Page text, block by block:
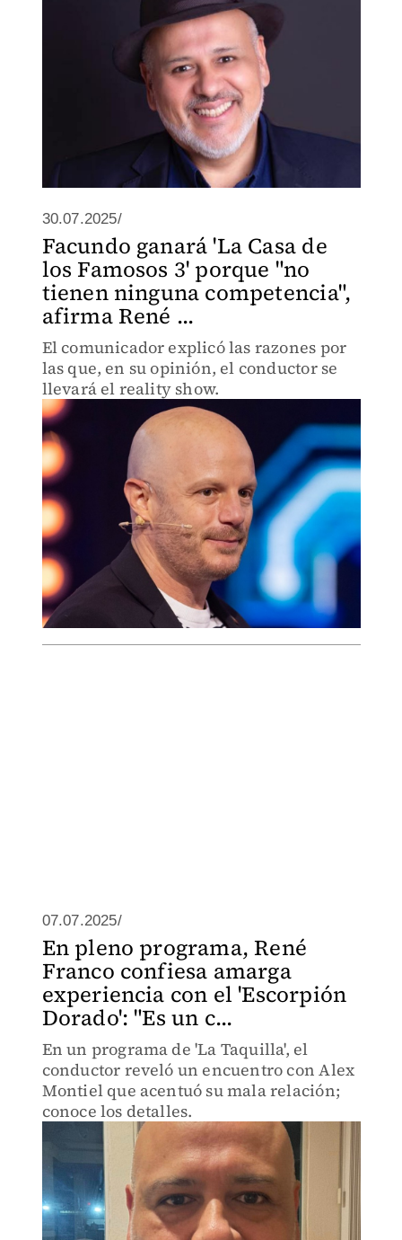
30.07.2025/
Facundo ganará 'La Casa de
los Famosos 3' porque "no
tienen ninguna competencia",
afirma René ...
El comunicador explicó las razones por
las que, en su opinión, el conductor se
llevará el reality show.
07.07.2025/
En pleno programa, René
Franco confiesa amarga
experiencia con el 'Escorpión
Dorado': "Es un c...
En un programa de 'La Taquilla', el
conductor reveló un encuentro con Alex
Montiel que acentuó su mala relación;
conoce los detalles.